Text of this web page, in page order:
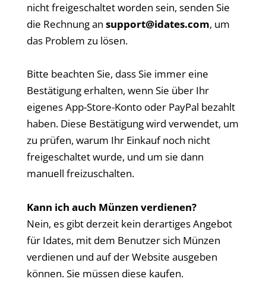
nicht freigeschaltet worden sein, senden Sie
die Rechnung an support@idates.com, um
das Problem zu lösen.
Bitte beachten Sie, dass Sie immer eine
Bestätigung erhalten, wenn Sie über Ihr
eigenes App-Store-Konto oder PayPal bezahlt
haben. Diese Bestätigung wird verwendet, um
zu prüfen, warum Ihr Einkauf noch nicht
freigeschaltet wurde, und um sie dann
manuell freizuschalten.
Kann ich auch Münzen verdienen?
Nein, es gibt derzeit kein derartiges Angebot
für Idates, mit dem Benutzer sich Münzen
verdienen und auf der Website ausgeben
können. Sie müssen diese kaufen.